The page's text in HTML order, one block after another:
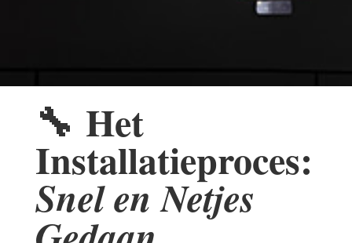
🔧 Het
Installatieproces:
Snel en Netjes